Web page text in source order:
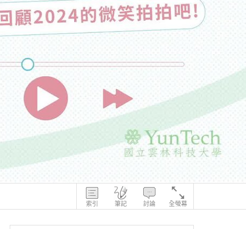
索引 筆記 討論 全螢幕